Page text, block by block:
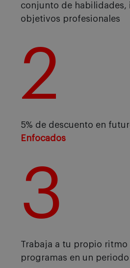
conjunto de habilidades,
objetivos profesionales
2
5% de descuento en
Enfocados
3
Trabaja a tu propio ritmo
programas en un